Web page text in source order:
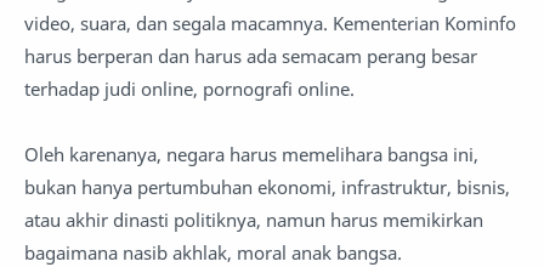
video, suara, dan segala macamnya. Kementerian Kominfo
harus berperan dan harus ada semacam perang besar
terhadap judi online, pornografi online.
Oleh karenanya, negara harus memelihara bangsa ini,
bukan hanya pertumbuhan ekonomi, infrastruktur, bisnis,
atau akhir dinasti politiknya, namun harus memikirkan
bagaimana nasib akhlak, moral anak bangsa.